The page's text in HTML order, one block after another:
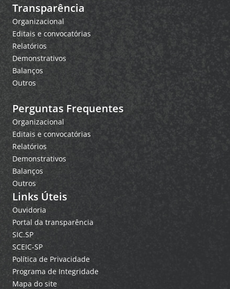
Transparência
Organizacional
Editais e convocatórias
Relatórios
Demonstrativos
Balanços
Outros
Perguntas Frequentes
Organizacional
Editais e convocatórias
Relatórios
Demonstrativos
Balanços
Outros
Links Úteis
Ouvidoria
Portal da transparência
SIC.SP
SCEIC-SP
Política de Privacidade
Programa de Integridade
Mapa do site